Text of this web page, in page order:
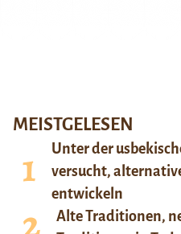
MEISTGELESEN
Unter der
versucht,
entwickeln
Alte Traditionen,